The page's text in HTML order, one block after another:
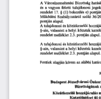
A Városüzemeltetési Bizottság
és a vagyon feletti tulajdonosi jogok
rendelet 17. § (1) bekezdés e)
Működési Szabályzatáról szóló 36/
pontján alapul.
Atulajdonosi és közútkezelői
§-ain, valamint ahelyi közutak
rendeletmelléklet 2.3. pontjánalapul.
Atulajdonosi és közútkezelői
§-ain, valamint ahelyi közutak
rendelet melléklet 2.3. pontján alapul.
Fentiek alapjánkérem azalábbi
BudapestJózsefvárosi
Bizottságának
Közútkezelői hozzájárulás
Kutatóintézet új